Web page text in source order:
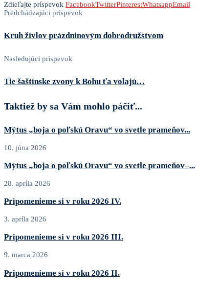
Zdieľajte príspevok FacebookTwitterPinterestWhatsappEmail
Predchádzajúci príspevok
Kruh živlov prázdninovým dobrodružstvom
Nasledujúci príspevok
Tie šaštínske zvony k Bohu ťa volajú…
Taktiež by sa Vám mohlo páčiť...
Mýtus „boja o poľskú Oravu“ vo svetle prameňov...
10. júna 2026
Mýtus „boja o poľskú Oravu“ vo svetle prameňov–...
28. apríla 2026
Pripomenieme si v roku 2026 IV.
3. apríla 2026
Pripomenieme si v roku 2026 III.
9. marca 2026
Pripomenieme si v roku 2026 II.